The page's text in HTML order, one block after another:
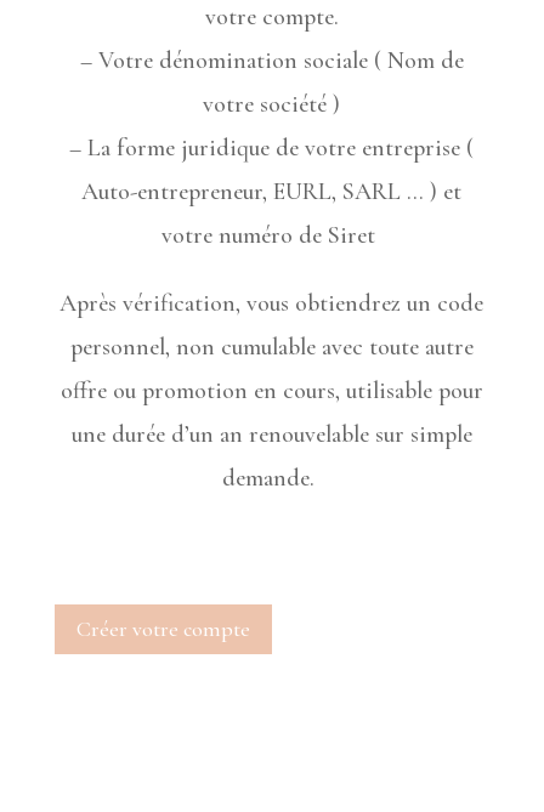
votre compte.
– Votre dénomination sociale ( Nom de
votre société )
– La forme juridique de votre entreprise (
Auto-entrepreneur, EURL, SARL … ) et
votre numéro de Siret
Après vérification, vous obtiendrez un code
personnel, non cumulable avec toute autre
offre ou promotion en cours, utilisable pour
une durée d’un an renouvelable sur simple
demande.
Créer votre compte